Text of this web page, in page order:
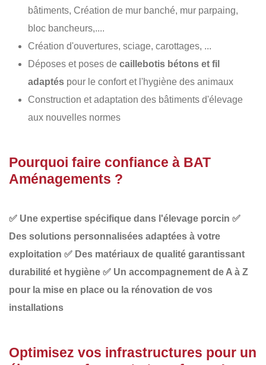
bâtiments, Création de mur banché, mur parpaing,
bloc bancheurs,....
Création d'ouvertures, sciage, carottages, ...
Déposes et poses de caillebotis bétons et fil
adaptés pour le confort et l'hygiène des animaux
Construction et adaptation des bâtiments d'élevage
aux nouvelles normes
Pourquoi faire confiance à BAT
Aménagements ?
✅ Une expertise spécifique dans l'élevage porcin ✅
Des solutions personnalisées adaptées à votre
exploitation ✅ Des matériaux de qualité garantissant
durabilité et hygiène ✅ Un accompagnement de A à Z
pour la mise en place ou la rénovation de vos
installations
Optimisez vos infrastructures pour un